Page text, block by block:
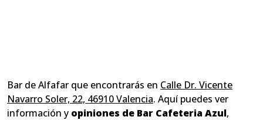
Bar de Alfafar que encontrarás en Calle Dr. Vicente
Navarro Soler, 22, 46910 Valencia. Aquí puedes ver
información y opiniones de Bar Cafeteria Azul,